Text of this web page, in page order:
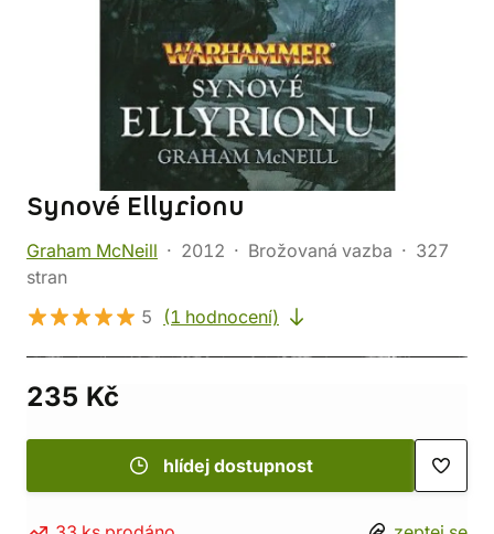
Synové Ellyrionu
Graham McNeill 2012 Brožovaná vazba
327
stran
5
(1 hodnocení)
235 Kč
hlídej dostupnost